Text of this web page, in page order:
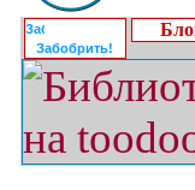
Забобрить!